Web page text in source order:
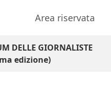
Area riservata
DELLE GIORNALISTE
edizione)